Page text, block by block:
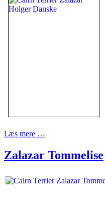
Læs mere …
Zalazar Tommelise